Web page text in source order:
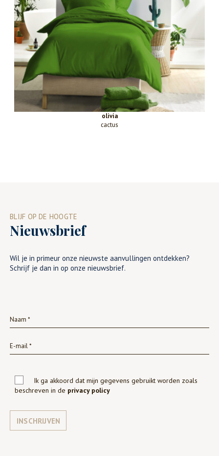
olivia
cactus
BLIJF OP DE HOOGTE
Nieuwsbrief
Wil je in primeur onze nieuwste aanvullingen ontdekken?
Schrijf je dan in op onze nieuwsbrief.
Ik ga akkoord dat mijn gegevens gebruikt worden zoals
beschreven in de privacy policy
INSCHRIJVEN